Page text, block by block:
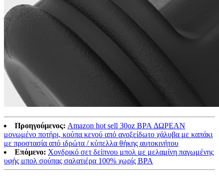
Προηγούμενος: Amazon hot sell 30oz BPA ΔΩΡΕΑΝ
μονωμένο ποτήρι, κούπα κενού από ανοξείδωτο χάλυβα με καπάκι
με προστασία από ιδρώτα / κύπελλα θήκης αυτοκινήτου
Επόμενο: Χονδρικό σετ δείπνου μπολ με μελαμίνη παγωμένης
υφής μπολ σούπας σαλατιέρα 100% χωρίς BPA